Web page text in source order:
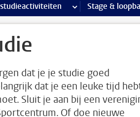
pagina’s meer Extra
Stage &
dat je je studie goed
dat je een leuke tijd
Sluit je aan bij een
Of doe nieuwe